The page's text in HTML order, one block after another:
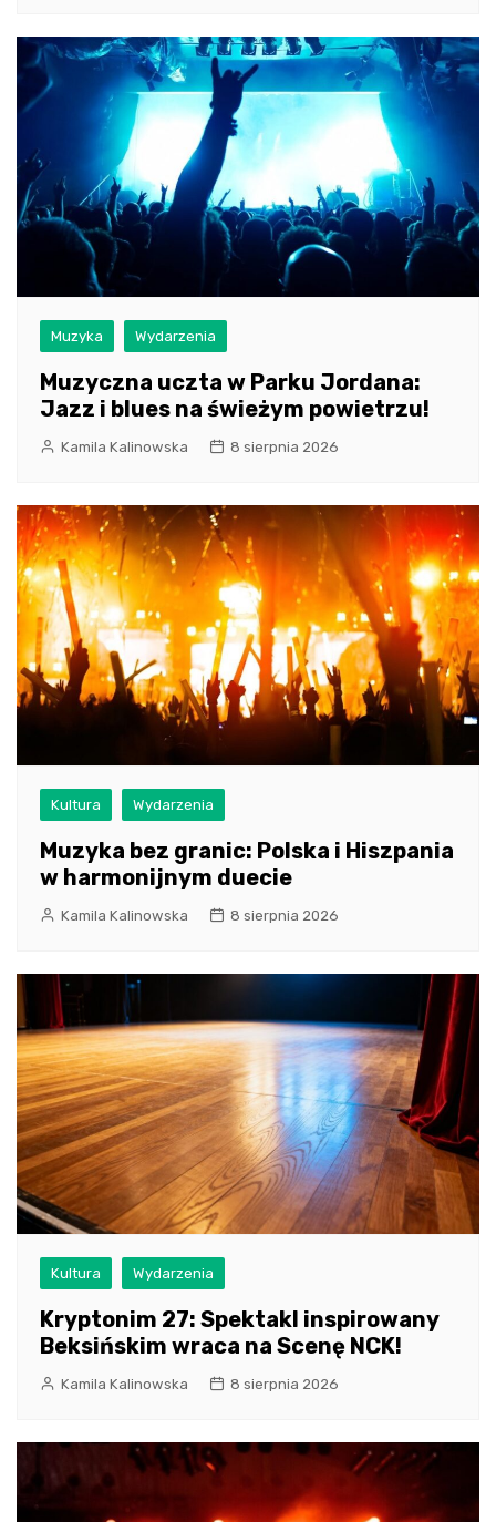
Muzyka Wydarzenia
Muzyczna uczta w Parku Jordana:
Jazz i blues na świeżym powietrzu!
Kamila Kalinowska 8 sierpnia 2026
Kultura Wydarzenia
Muzyka bez granic: Polska i Hiszpania
w harmonijnym duecie
Kamila Kalinowska 8 sierpnia 2026
Kultura Wydarzenia
Kryptonim 27: Spektakl inspirowany
Beksińskim wraca na Scenę NCK!
Kamila Kalinowska 8 sierpnia 2026